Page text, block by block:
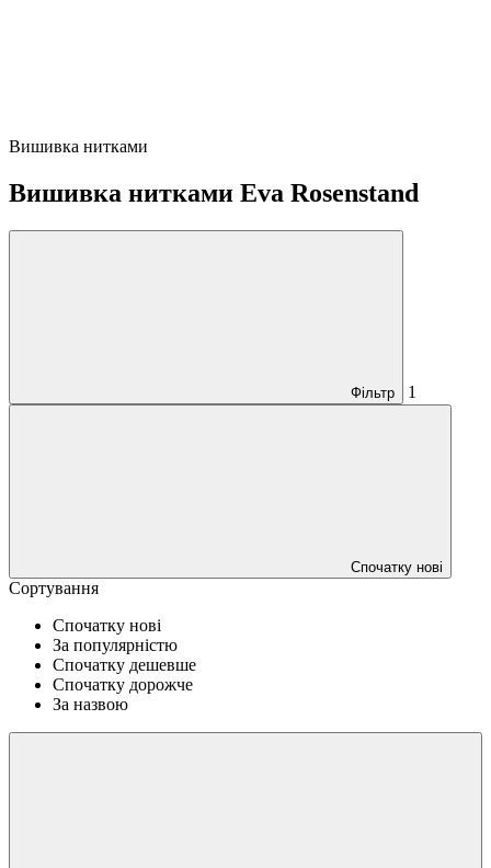
Вишивка нитками
Вишивка нитками Eva Rosenstand
Фільтр 1
Спочатку нові
Сортування
Спочатку нові
За популярністю
Спочатку дешевше
Спочатку дорожче
За назвою